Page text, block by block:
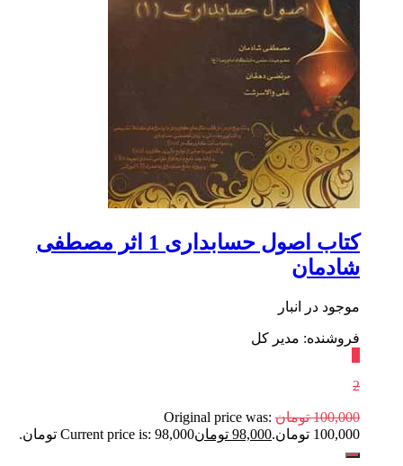
کتاب اصول حسابداری 1 اثر مصطفی
شادمان
موجود در انبار
فروشنده: مدیر کل
2
100,000 تومان Original price was:
100,000 تومان.
98,000 تومانCurrent price is: 98,000 تومان.